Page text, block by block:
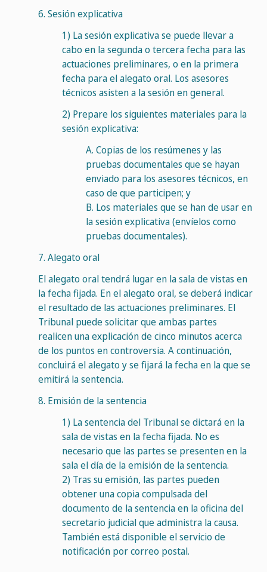
6. Sesión explicativa
1) La sesión explicativa se puede llevar a
cabo en la segunda o tercera fecha para las
actuaciones preliminares, o en la primera
fecha para el alegato oral. Los asesores
técnicos asisten a la sesión en general.
2) Prepare los siguientes materiales para la
sesión explicativa:
A. Copias de los resúmenes y las
pruebas documentales que se hayan
enviado para los asesores técnicos, en
caso de que participen; y
B. Los materiales que se han de usar en
la sesión explicativa (envíelos como
pruebas documentales).
7. Alegato oral
El alegato oral tendrá lugar en la sala de vistas en
la fecha fijada. En el alegato oral, se deberá indicar
el resultado de las actuaciones preliminares. El
Tribunal puede solicitar que ambas partes
realicen una explicación de cinco minutos acerca
de los puntos en controversia. A continuación,
concluirá el alegato y se fijará la fecha en la que se
emitirá la sentencia.
8. Emisión de la sentencia
1) La sentencia del Tribunal se dictará en la
sala de vistas en la fecha fijada. No es
necesario que las partes se presenten en la
sala el día de la emisión de la sentencia.
2) Tras su emisión, las partes pueden
obtener una copia compulsada del
documento de la sentencia en la oficina del
secretario judicial que administra la causa.
También está disponible el servicio de
notificación por correo postal.